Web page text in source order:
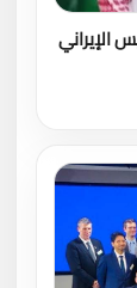
الإيراني